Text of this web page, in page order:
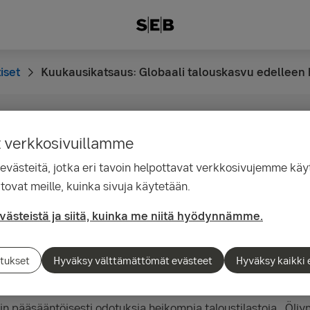
Kuukausikatsaus: Globaali talouskasvu edelleen
pääsääntöisesti odotuksia heikompia
osakemarkkinoiden tuotot jäivät
verkkosivuillamme
jotka eri tavoin helpottavat verkkosivujemme
meille, kuinka sivuja käytetään.
ja siitä, kuinka me niitä hyödynnämme.
Hyväksy välttämättömät evästeet Hyväksy kaikki